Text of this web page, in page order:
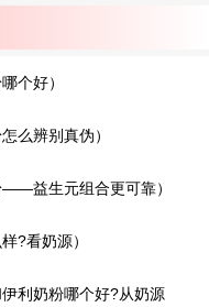
个好）
么辨别真伪）
益生元组合更可靠）
?看奶源）
利奶粉哪个好?从奶源